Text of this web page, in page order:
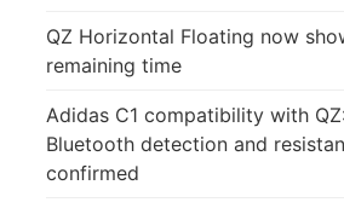
QZ Horizontal Floating now
remaining time
Adidas C1 compatibility with
Bluetooth detection and
confirmed